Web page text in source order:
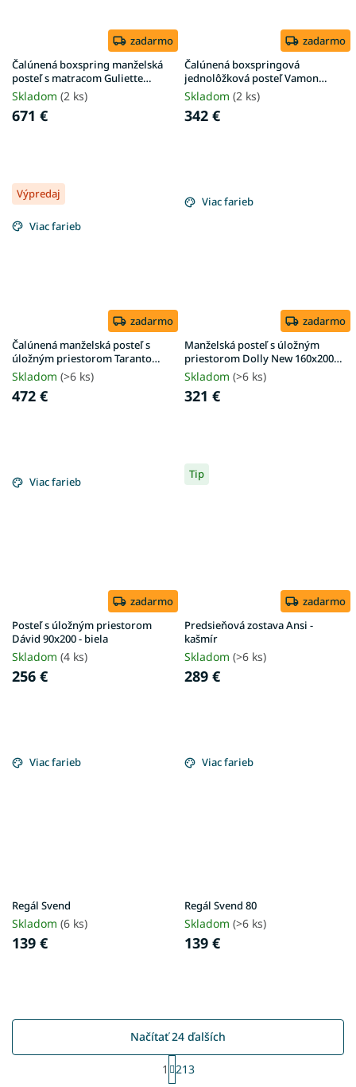
zadarmo
Čalúnená boxspring manželská
posteľ s matracom Guliette
180x200 - béžová
Skladom (2 ks)
671 €
zadarmo
Čalúnená boxspringová
jednolôžková posteľ Vamon
100x200 - sivá
Skladom (2 ks)
342 €
Výpredaj
Viac farieb
zadarmo
Čalúnená manželská posteľ s
úložným priestorom Taranto
180x200 - krémová
Skladom (>6 ks)
472 €
Viac farieb
zadarmo
Manželská posteľ s úložným
priestorom Dolly New 160x200 -
dub craft
Skladom (>6 ks)
321 €
Viac farieb
zadarmo
Posteľ s úložným priestorom
Dávid 90x200 - biela
Skladom (4 ks)
256 €
Tip
zadarmo
Predsieňová zostava Ansi -
kašmír
Skladom (>6 ks)
289 €
Viac farieb
Regál Svend
Skladom (6 ks)
139 €
Viac farieb
Regál Svend 80
Skladom (>6 ks)
139 €
O
Načítať 24 ďalších
S
t
1
213